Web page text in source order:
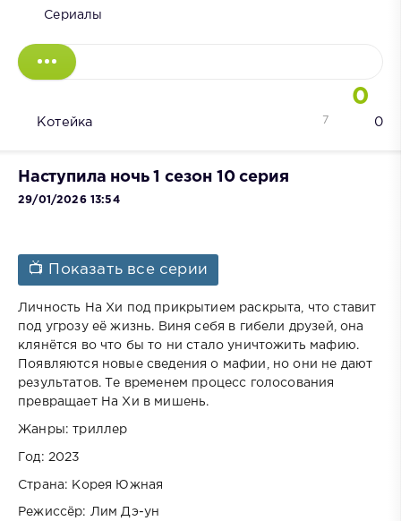
Сериалы
0
Котейка 0
7
Наступила ночь 1 сезон 10 серия
29/01/2026 13:54
📺 Показать все серии
Личность На Хи под прикрытием раскрыта, что ставит
под угрозу её жизнь. Виня себя в гибели друзей, она
клянётся во что бы то ни стало уничтожить мафию.
Появляются новые сведения о мафии, но они не дают
результатов. Те временем процесс голосования
превращает На Хи в мишень.
Жанры: триллер
Год: 2023
Страна: Корея Южная
Режиссёр: Лим Дэ-ун